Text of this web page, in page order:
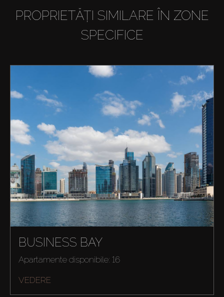
PROPRIETĂȚI SIMILARE ÎN ZONE
SPECIFICE
BUSINESS BAY
Apartamente disponibile: 16
VEDERE